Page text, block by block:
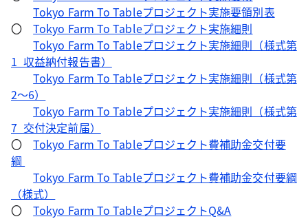
Tokyo Farm To Tableプロジェクト実施要領別表
〇Tokyo Farm To Tableプロジェクト実施細則
Tokyo Farm To Tableプロジェクト実施細則（様式第
1_収益納付報告書）
Tokyo Farm To Tableプロジェクト実施細則（様式第
2～6）
Tokyo Farm To Tableプロジェクト実施細則（様式第
7_交付決定前届）
〇Tokyo Farm To Tableプロジェクト費補助金交付要
綱
Tokyo Farm To Tableプロジェクト費補助金交付要綱
（様式）
〇Tokyo Farm To TableプロジェクトQ&A